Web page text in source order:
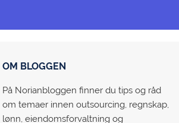
OM BLOGGEN
På Norianbloggen finner du tips og råd
om temaer innen outsourcing, regnskap,
lønn, eiendomsforvaltning og